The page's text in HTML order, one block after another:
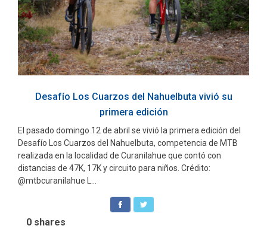
Desafío Los Cuarzos del Nahuelbuta vivió su
primera edición
El pasado domingo 12 de abril se vivió la primera edición del
Desafío Los Cuarzos del Nahuelbuta, competencia de MTB
realizada en la localidad de Curanilahue que contó con
distancias de 47K, 17K y circuito para niños. Crédito:
@mtbcuranilahue L...
0 shares